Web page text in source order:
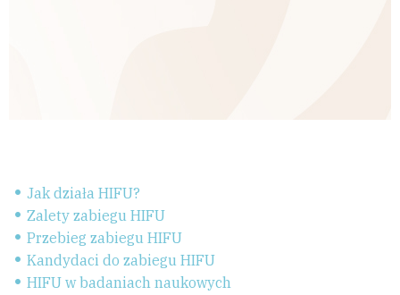
Jak działa HIFU?
Zalety zabiegu HIFU
Przebieg zabiegu HIFU
Kandydaci do zabiegu HIFU
HIFU w badaniach naukowych